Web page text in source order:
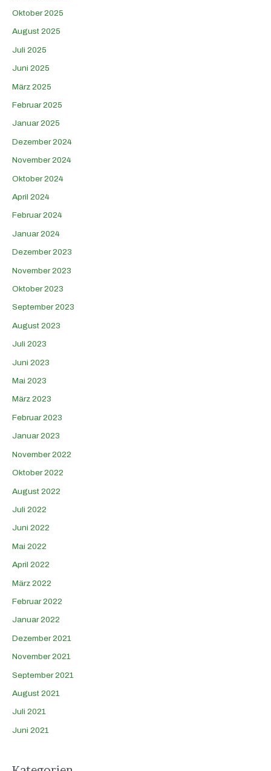
Oktober 2025
August 2025
Juli 2025
Juni 2025
März 2025
Februar 2025
Januar 2025
Dezember 2024
November 2024
Oktober 2024
April 2024
Februar 2024
Januar 2024
Dezember 2023
November 2023
Oktober 2023
September 2023
August 2023
Juli 2023
Juni 2023
Mai 2023
März 2023
Februar 2023
Januar 2023
November 2022
Oktober 2022
August 2022
Juli 2022
Juni 2022
Mai 2022
April 2022
März 2022
Februar 2022
Januar 2022
Dezember 2021
November 2021
September 2021
August 2021
Juli 2021
Juni 2021